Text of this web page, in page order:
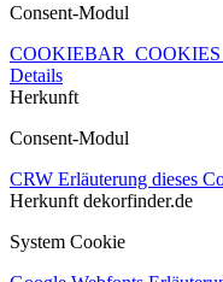
Consent-Modul
Details
Herkunft
Consent-Modul
CRW Erläuterung dieses
Herkunft dekorfinder.de
System Cookie